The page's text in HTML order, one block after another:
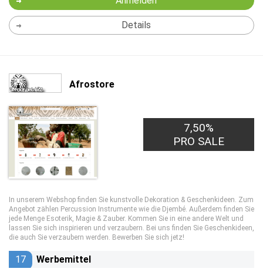
Details
Afrostore
7,50%
PRO SALE
In unserem Webshop finden Sie kunstvolle Dekoration & Geschenkideen. Zum
Angebot zählen Percussion Instrumente wie die Djembé. Außerdem finden Sie
jede Menge Esoterik, Magie & Zauber. Kommen Sie in eine andere Welt und
lassen Sie sich inspirieren und verzaubern. Bei uns finden Sie Geschenkideen,
die auch Sie verzaubern werden. Bewerben Sie sich jetz!
17 Werbemittel